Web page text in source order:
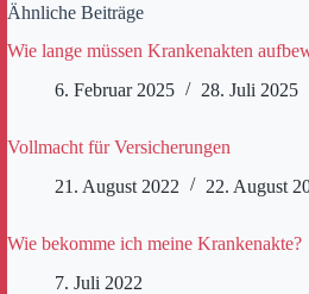
Ähnliche Beiträge
Wie lange müssen Krankenakten
6. Februar 2025
28. Juli 2025
Vollmacht für Versicherungen
21. August 2022
22. August
Wie bekomme ich meine Krankenakte?
7. Juli 2022